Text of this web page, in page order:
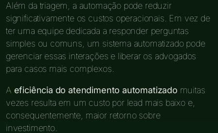
Além da triagem, a automação pode reduzir
significativamente os custos operacionais. Em vez de
ter uma equipe dedicada a responder perguntas
simples ou comuns, um sistema automatizado pode
gerenciar essas interações e liberar os advogados
para casos mais complexos.
A eficiência do atendimento automatizado muitas
vezes resulta em um custo por lead mais baixo e,
consequentemente, maior retorno sobre
investimento.